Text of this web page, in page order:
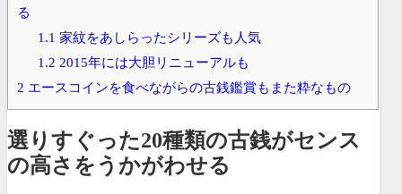
る
1.1 家紋をあしらったシリーズも人気
1.2 2015年には大胆リニューアルも
2 エースコインを食べながらの古銭鑑賞もまた粋なもの
選りすぐった20種類の古銭がセンス
の高さをうかがわせる